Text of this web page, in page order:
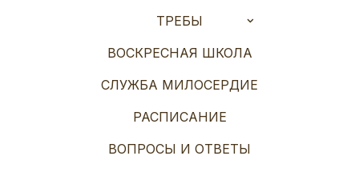
ТРЕБЫ
ВОСКРЕСНАЯ ШКОЛА
СЛУЖБА МИЛОСЕРДИЕ
РАСПИСАНИЕ
ВОПРОСЫ И ОТВЕТЫ